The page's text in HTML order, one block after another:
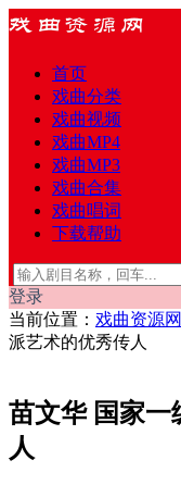
首页
戏曲分类
戏曲视频
戏曲MP4
戏曲MP3
戏曲合集
戏曲唱词
下载帮助
登录
当前位置： 戏曲资源网
派艺术的优秀传人
苗文华 国家一
人